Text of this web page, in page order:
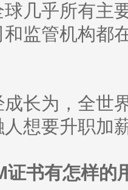
乎所有主要
监管机构都
为，全世界
想要升职加
书有怎样的